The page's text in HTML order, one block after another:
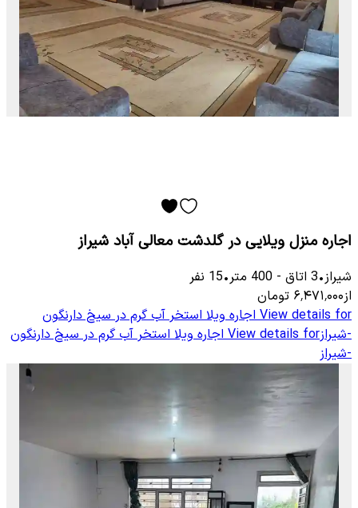
اجاره منزل ویلایی در گلدشت معالی آباد شیراز
شیراز•
3 اتاق -
400 متر•
15 نفر
از۶٬۴۷۱٬۰۰۰ تومان
View details for اجاره ویلا استخر آب گرم در سیخ دارنگون
-شیرازView details for اجاره ویلا استخر آب گرم در سیخ دارنگون
-شیراز